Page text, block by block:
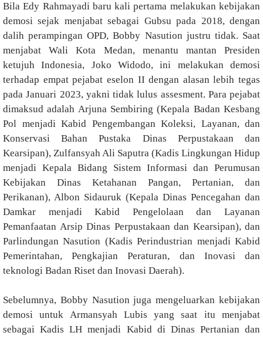
Bila Edy Rahmayadi baru kali pertama melakukan kebijakan
demosi sejak menjabat sebagai Gubsu pada 2018, dengan
dalih perampingan OPD, Bobby Nasution justru tidak. Saat
menjabat Wali Kota Medan, menantu mantan Presiden
ketujuh Indonesia, Joko Widodo, ini melakukan demosi
terhadap empat pejabat eselon II dengan alasan lebih tegas
pada Januari 2023, yakni tidak lulus assesment. Para pejabat
dimaksud adalah Arjuna Sembiring (Kepala Badan Kesbang
Pol menjadi Kabid Pengembangan Koleksi, Layanan, dan
Konservasi Bahan Pustaka Dinas Perpustakaan dan
Kearsipan), Zulfansyah Ali Saputra (Kadis Lingkungan Hidup
menjadi Kepala Bidang Sistem Informasi dan Perumusan
Kebijakan Dinas Ketahanan Pangan, Pertanian, dan
Perikanan), Albon Sidauruk (Kepala Dinas Pencegahan dan
Damkar menjadi Kabid Pengelolaan dan Layanan
Pemanfaatan Arsip Dinas Perpustakaan dan Kearsipan), dan
Parlindungan Nasution (Kadis Perindustrian menjadi Kabid
Pemerintahan, Pengkajian Peraturan, dan Inovasi dan
teknologi Badan Riset dan Inovasi Daerah).
Sebelumnya, Bobby Nasution juga mengeluarkan kebijakan
demosi untuk Armansyah Lubis yang saat itu menjabat
sebagai Kadis LH menjadi Kabid di Dinas Pertanian dan